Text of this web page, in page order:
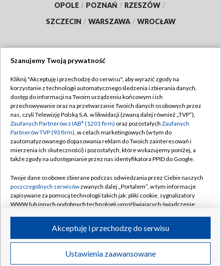
OPOLE / POZNAŃ / RZESZÓW /
SZCZECIN / WARSZAWA / WROCŁAW
TVP
Abonament TVP
Emisja w TVP
Centrum informacji TVP
Naziemna Telewizja Cyfrowa
Rada Programowa
System NOS
Informacje o nadawcy
Program dla prasy
Ogłoszenie przetargowe
Regulamin TVP
Polityka prywatności
Moje zgody
Pomoc
Kontakt
Kanały
©2026 Telewizja Polska S.A. w likwidacji
Szanujemy Twoją prywatność
Kliknij "Akceptuję i przechodzę do serwisu", aby wyrazić zgody na
korzystanie z technologii automatycznego śledzenia i zbierania danych,
dostęp do informacji na Twoim urządzeniu końcowym i ich
przechowywanie oraz na przetwarzanie Twoich danych osobowych przez
nas, czyli Telewizję Polską S.A. w likwidacji (zwaną dalej również „TVP”),
Zaufanych Partnerów z IAB* (1201 firm) oraz pozostałych Zaufanych
Partnerów TVP (93 firm), w celach marketingowych (w tym do
zautomatyzowanego dopasowania reklam do Twoich zainteresowań i
mierzenia ich skuteczności) i pozostałych, które wskazujemy poniżej, a
także zgody na udostępnianie przez nas identyfikatora PPID do Google.
Twoje dane osobowe zbierane podczas odwiedzania przez Ciebie naszych
poszczególnych serwisówzwanych dalej „Portalem”, w tym informacje
zapisywane za pomocą technologii takich jak: pliki cookie, sygnalizatory
WWW lub innych podobnych technologii umożliwiających świadczenie
ruchu w Internecie.
Twoje dane osobowe zbierane podczas odwiedzania przez Ciebie
poszczególnych serwisówna Portalu, takie jak adresy IP, identyfikatory
Ustawienia zaawansowane
Akceptuję i przechodzę do serwisu